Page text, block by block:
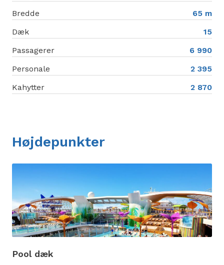
Bredde
65 m
Dæk
15
Passagerer
6 990
Personale
2 395
Kahytter
2 870
Højdepunkter
Pool dæk